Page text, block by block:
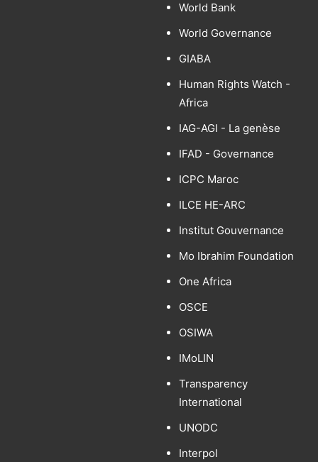
World Bank
World Governance
GIABA
Human Rights Watch -
Africa
IAG-AGI - La genèse
IFAD - Governance
ICPC Maroc
ILCE HE-ARC
Institut Gouvernance
Mo Ibrahim Foundation
One Africa
OSCE
OSIWA
IMoLIN
Transparency
International
UNODC
Interpol